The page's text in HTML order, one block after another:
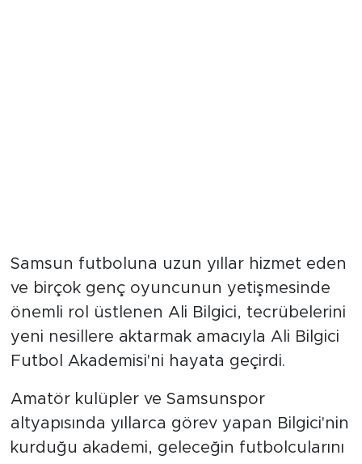
Samsun futboluna uzun yıllar hizmet eden
ve birçok genç oyuncunun yetişmesinde
önemli rol üstlenen Ali Bilgici, tecrübelerini
yeni nesillere aktarmak amacıyla Ali Bilgici
Futbol Akademisi'ni hayata geçirdi.
Amatör kulüpler ve Samsunspor
altyapısında yıllarca görev yapan Bilgici'nin
kurduğu akademi, geleceğin futbolcularını